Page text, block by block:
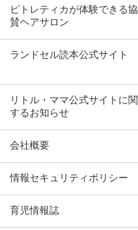
ピトレティカが体験できる協
賛ヘアサロン
ランドセル読本公式サイト
リトル・ママ公式サイトに関
するお知らせ
会社概要
情報セキュリティポリシー
育児情報誌